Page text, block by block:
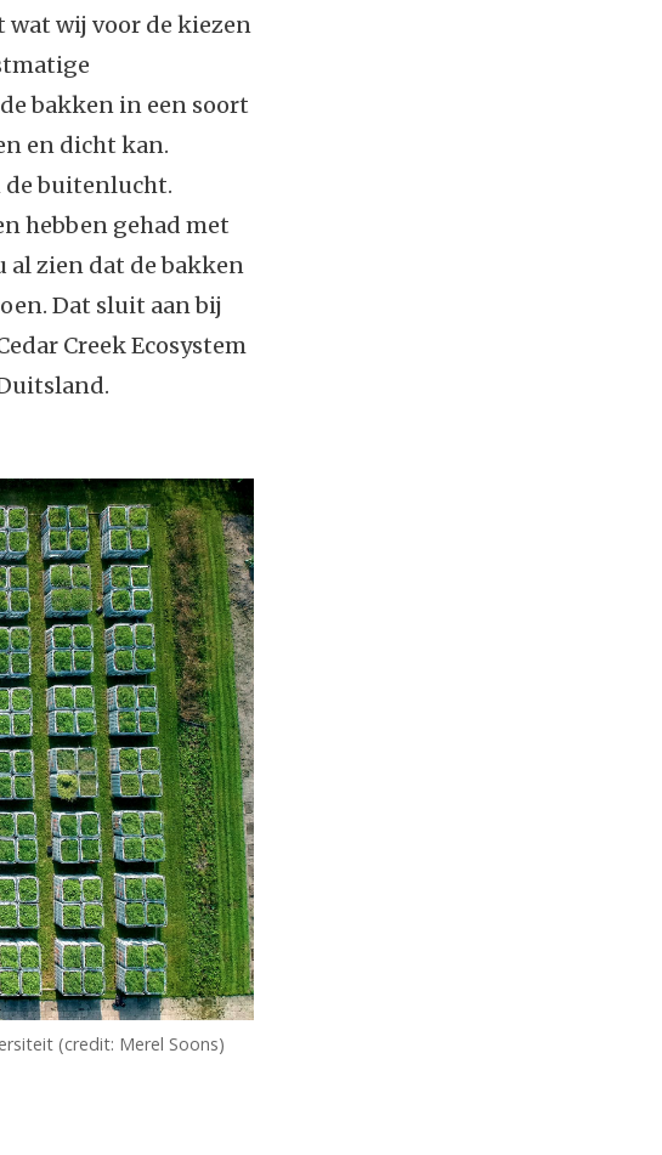
wij voor de kiezen
bakken in een soort
en dicht kan.
de buitenlucht.
hebben gehad met
al zien dat de bakken
Dat sluit aan bij
Creek Ecosystem
(credit: Merel Soons)